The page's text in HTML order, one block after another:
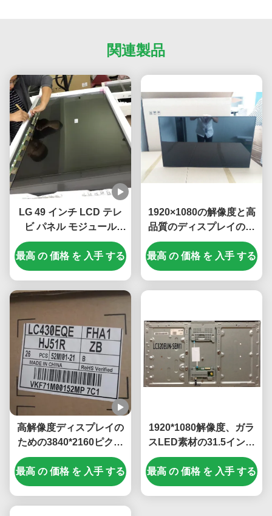
関連製品
LG 49 インチ LCD テレ
ビ パネル モジュール
3840*2160 ピクセル解像
度と 100 PIN UHD ディ
スプレイ
最高 の 価格 を 入手 する
1920×1080の解像度と高
品質のディスプレイのた
めの16.7Mのカラーを持
つワイドスクリーンLCD
テレビパネル
最高 の 価格 を 入手 する
高解像度ディスプレイの
ための3840*2160ピクセ
ルとIPS技術を持つ43イ
ンチLCDテレビパネル
最高 の 価格 を 入手 する
1920*1080解像度、ガラ
スLED素材の31.5インチ
液晶テレビパネル
最高 の 価格 を 入手 する